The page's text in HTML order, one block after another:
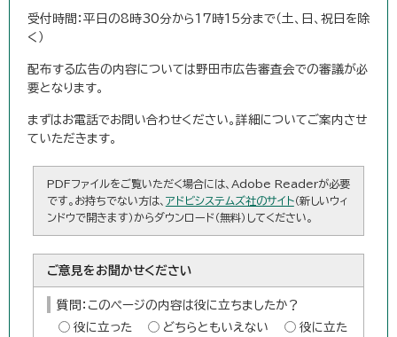
受付時間：平日の8時30分から17時15分まで（土、日、祝日を除
く）
配布する広告の内容については野田市広告審査会での審議が必
要となります。
まずはお電話でお問い合わせください。詳細についてご案内させ
ていただきます。
PDFファイルをご覧いただく場合には、Adobe Readerが必要
です。お持ちでない方は、 アドビシステムズ社のサイト（新しいウィ
ンドウで開きます）からダウンロード（無料）してください。
ご意見をお聞かせください
質問：このページの内容は役に立ちましたか？
役に立った
どちらともいえない
役に立た